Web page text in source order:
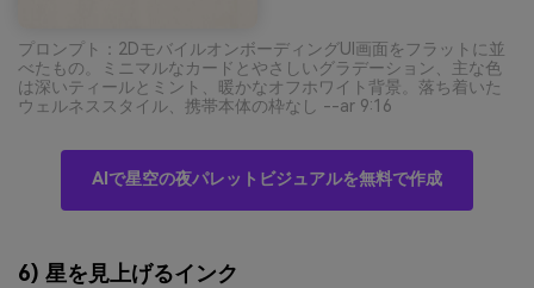
プロンプト：2DモバイルオンボーディングUI画面をフラットに並
べたもの。ミニマルなカードとやさしいグラデーション、主な色
は深いティールとミント、暖かなオフホワイト背景。落ち着いた
ウェルネススタイル、携帯本体の枠なし --ar 9:16
AIで星空の夜パレットビジュアルを無料で作成
6) 星を見上げるインク